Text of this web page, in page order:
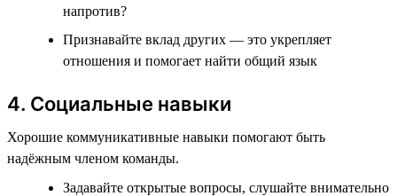
напротив?
Признавайте вклад других — это укрепляет
отношения и помогает найти общий язык
4. Социальные навыки
Хорошие коммуникативные навыки помогают быть
надёжным членом команды.
Задавайте открытые вопросы, слушайте внимательно